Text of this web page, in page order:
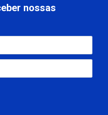
nossas